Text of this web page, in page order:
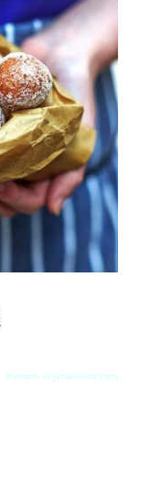
Preuzeto sa jamieoliver.com